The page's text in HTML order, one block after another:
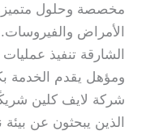
مخصصة وحلول
الأمراض
الشارقة تنفيذ
ومؤهل يقدم الخدمة
شركة لايف كلين
الذين يبحثون عن